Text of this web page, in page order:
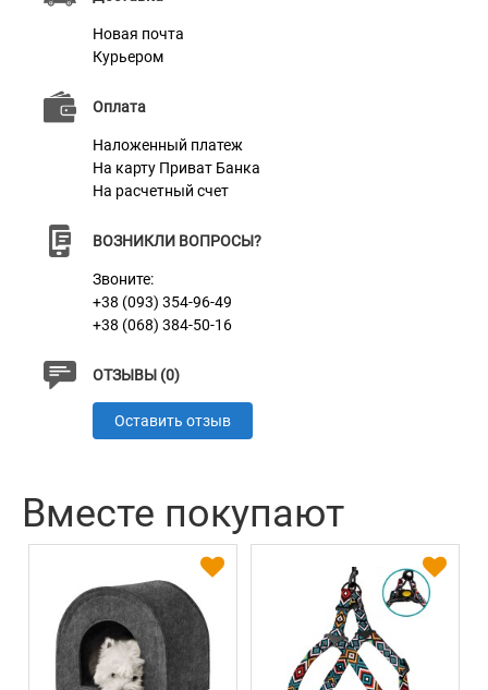
Новая почта
Курьером
Оплата
Наложенный платеж
На карту Приват Банка
На расчетный счет
ВОЗНИКЛИ ВОПРОСЫ?
Звоните:
+38 (093) 354-96-49
+38 (068) 384-50-16
ОТЗЫВЫ (0)
Оставить отзыв
Вместе покупают